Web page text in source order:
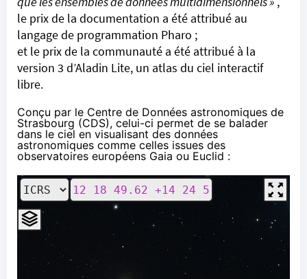
le prix de la documentation a été attribué au
langage de programmation Pharo ;
et le prix de la communauté a été attribué à la
version 3 d’Aladin Lite, un atlas du ciel interactif
libre.
Conçu par le Centre de Données astronomiques de
Strasbourg (CDS), celui-ci permet de se balader
dans le ciel en visualisant des données
astronomiques comme celles issues des
observatoires européens Gaia ou Euclid :